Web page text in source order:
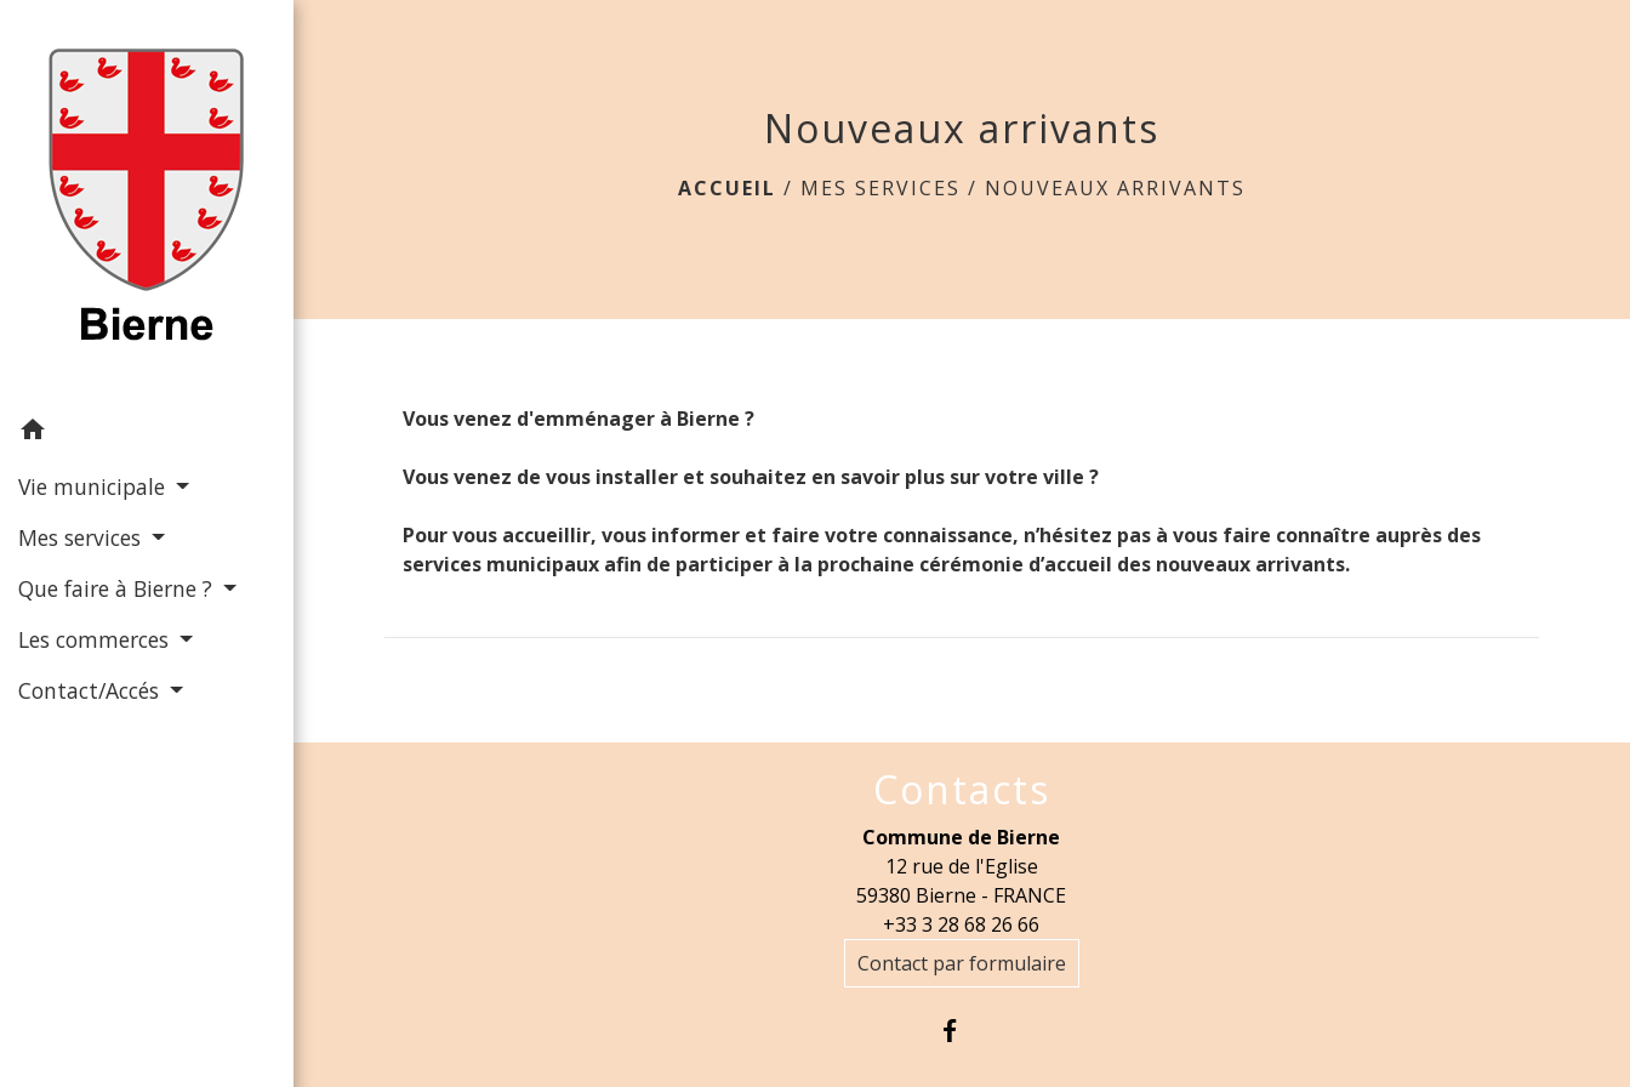
home
Vie municipale
Mes services
Que faire à Bierne ?
Les commerces
Contact/Accés
Nouveaux arrivants
ACCUEIL / MES SERVICES / NOUVEAUX ARRIVANTS
Vous venez d'emménager à Bierne ?
Vous venez de vous installer et souhaitez en savoir plus sur votre ville ?
Pour vous accueillir, vous informer et faire votre connaissance, n’hésitez pas à vous faire connaître auprès des
services municipaux afin de participer à la prochaine cérémonie d’accueil des nouveaux arrivants.
Contacts
Commune de Bierne
12 rue de l'Eglise
59380 Bierne - FRANCE
+33 3 28 68 26 66
Contact par formulaire